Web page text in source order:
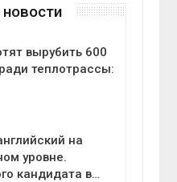
вырубить 600
теплотрассы:
на
уровне.
кандидата в…